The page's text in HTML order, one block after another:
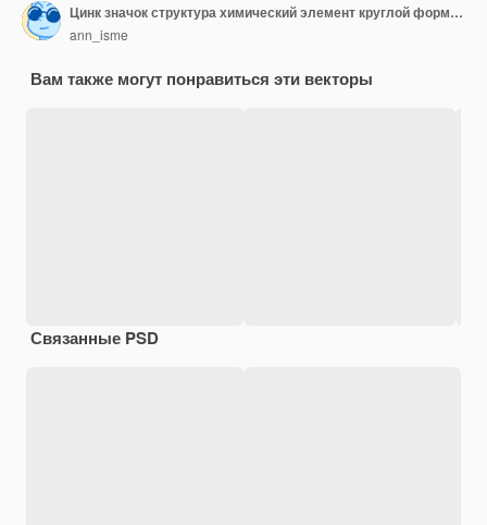
Цинк значок структура химический элемент круглой формы круг светло-голубой
ann_isme
Вам также могут понравиться эти векторы
Связанные PSD